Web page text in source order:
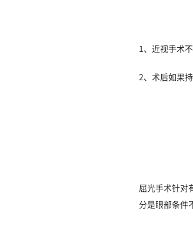
1、近视手术
2、术后如果
屈光手术针对
分是眼部条件